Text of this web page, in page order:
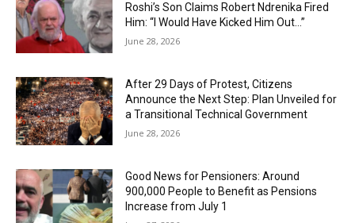
Roshi’s Son Claims Robert Ndrenika Fired
Him: “I Would Have Kicked Him Out…”
June 28, 2026
After 29 Days of Protest, Citizens
Announce the Next Step: Plan Unveiled for
a Transitional Technical Government
June 28, 2026
Good News for Pensioners: Around
900,000 People to Benefit as Pensions
Increase from July 1